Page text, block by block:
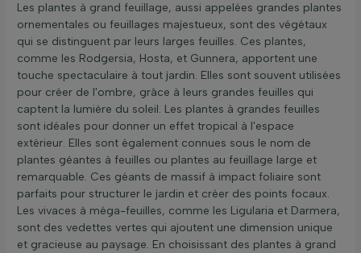
Les plantes à grand feuillage, aussi appelées grandes plantes
ornementales ou feuillages majestueux, sont des végétaux
qui se distinguent par leurs larges feuilles. Ces plantes,
comme les Rodgersia, Hosta, et Gunnera, apportent une
touche spectaculaire à tout jardin. Elles sont souvent utilisées
pour créer de l'ombre, grâce à leurs grandes feuilles qui
captent la lumière du soleil. Les plantes à grandes feuilles
sont idéales pour donner un effet tropical à l'espace
extérieur. Elles sont également connues sous le nom de
plantes géantes à feuilles ou plantes au feuillage large et
remarquable. Ces géants de massif à impact foliaire sont
parfaits pour structurer le jardin et créer des points focaux.
Les vivaces à méga-feuilles, comme les Ligularia et Darmera,
sont des vedettes vertes qui ajoutent une dimension unique
et gracieuse au paysage. En choisissant des plantes à grand